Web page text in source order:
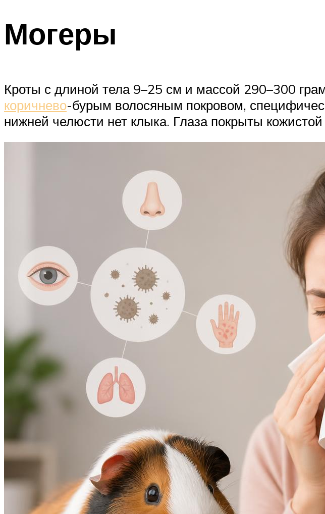
Могеры
Кроты с длиной тела 9–25 см и массой 290–300
коричнево-бурым волосяным покровом,
нижней челюсти нет клыка. Глаза покрыты